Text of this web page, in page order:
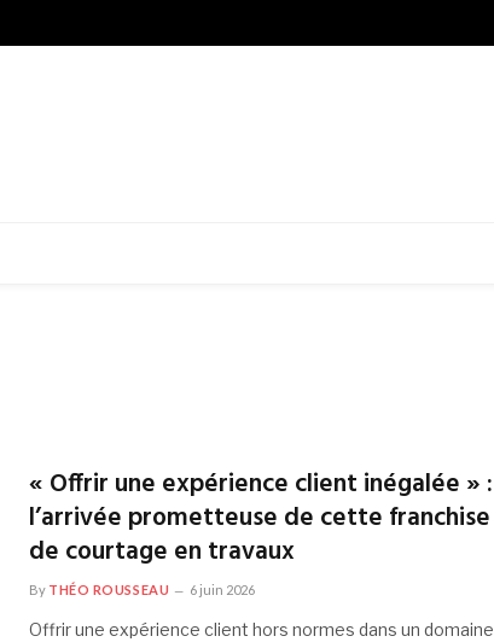
« Offrir une expérience client inégalée » :
l’arrivée prometteuse de cette franchise
de courtage en travaux
By THÉO ROUSSEAU 6 juin 2026
Offrir une expérience client hors normes dans un domaine